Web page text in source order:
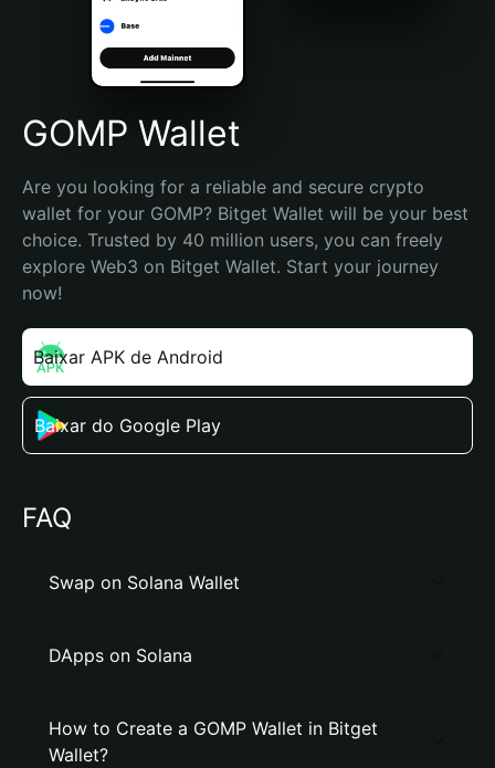
Português (Brasil)
Español (Argentina)
GOMP Wallet
Are you looking for a reliable and secure crypto
wallet for your GOMP? Bitget Wallet will be your best
choice. Trusted by 40 million users, you can freely
explore Web3 on Bitget Wallet. Start your journey
now!
Baixar APK de Android
Baixar do Google Play
FAQ
Swap on Solana Wallet
DApps on Solana
How to Create a GOMP Wallet in Bitget
Wallet?